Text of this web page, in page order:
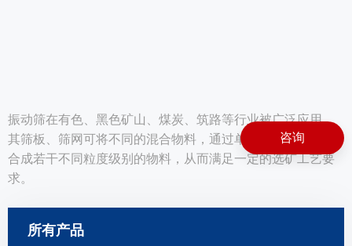
振动筛在有色、黑色矿山、煤炭、筑路等行业被广泛应用，
其筛板、筛网可将不同的混合物料，通过单层或多层筛子组
合成若干不同粒度级别的物料，从而满足一定的选矿工艺要
求。
咨询
所有产品